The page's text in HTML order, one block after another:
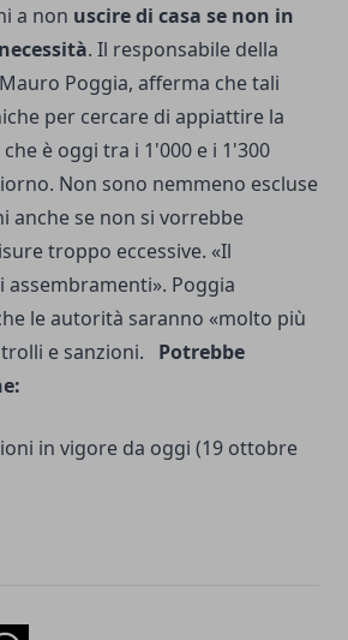
a non uscire di casa se non in
. Il responsabile della
Poggia, afferma che tali
per cercare di appiattire la
è oggi tra i 1'000 e i 1'300
Non sono nemmeno escluse
anche se non si vorrebbe
troppo eccessive. «Il
Poggia
le autorità saranno «molto più
e sanzioni. Potrebbe
in vigore da oggi (19 ottobre